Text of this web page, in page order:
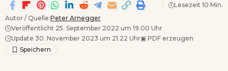
Autor / Quelle:Peter Arnegger
Veröffentlicht 25. September 2022 um 19.00 Uhr
Update 30. November 2023 um 21.22 Uhr▣ PDF erzeugen
Lesezeit 10 Min.